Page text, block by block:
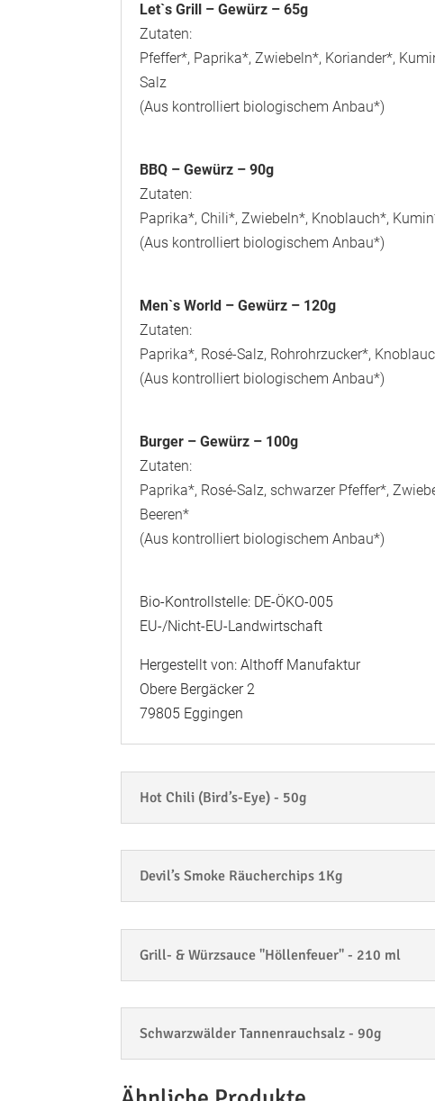
Let`s Grill – Gewürz – 65g
Zutaten:
Pfeffer*, Paprika*, Zwiebeln*, Koriander*,
Salz
(Aus kontrolliert biologischem Anbau*)
BBQ – Gewürz – 90g
Zutaten:
Paprika*, Chili*, Zwiebeln*, Knoblauch*,
(Aus kontrolliert biologischem Anbau*)
Men`s World – Gewürz – 120g
Zutaten:
Paprika*, Rosé-Salz, Rohrohrzucker*,
(Aus kontrolliert biologischem Anbau*)
Burger – Gewürz – 100g
Zutaten:
Paprika*, Rosé-Salz, schwarzer Pfeffer*,
Beeren*
(Aus kontrolliert biologischem Anbau*)
Bio-Kontrollstelle: DE-ÖKO-005
EU-/Nicht-EU-Landwirtschaft
Hergestellt von: Althoff Manufaktur
Obere Bergäcker 2
79805 Eggingen
Hot Chili (Bird’s-Eye) - 50g
Devil’s Smoke Räucherchips 1Kg
Grill- & Würzsauce "Höllenfeuer" - 210 ml
Schwarzwälder Tannenrauchsalz - 90g